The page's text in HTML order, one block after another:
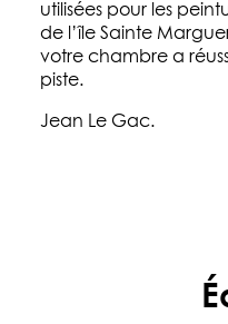
utilisées pour les
de l’île Sainte
votre chambre a
piste.
Jean Le Gac.